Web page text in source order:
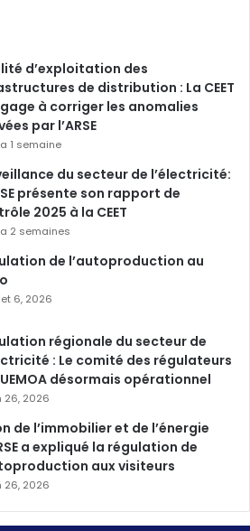
d’exploitation des
de distribution : La CEET
à corriger les anomalies
par l’ARSE
1 semaine
du secteur de l’électricité:
présente son rapport de
2025 à la CEET
2 semaines
de l’autoproduction au
6, 2026
régionale du secteur de
: Le comité des régulateurs
désormais opérationnel
26, 2026
de l’immobilier et de l’énergie
a expliqué la régulation de
aux visiteurs
26, 2026